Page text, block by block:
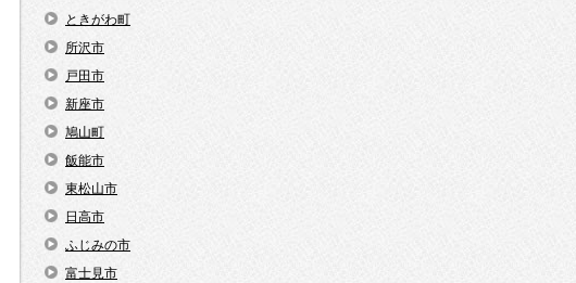
ときがわ町
所沢市
戸田市
新座市
鳩山町
飯能市
東松山市
日高市
ふじみの市
富士見市